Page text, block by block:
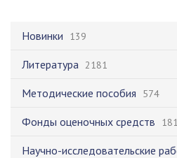
Новинки 139
Литература 2181
Методические пособия 574
Фонды оценочных средств 181
Научно-исследовательские